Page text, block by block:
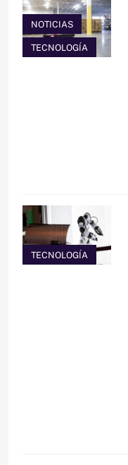
NOTICIAS
TECNOLOGÍA
TECNOLOGÍA